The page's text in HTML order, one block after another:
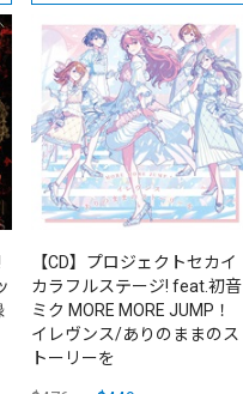
【CD】プロジェクトセカイ
カラフルステージ! feat.初音
ミク MORE MORE JUMP！
イレヴンス/ありのままのス
トーリーを